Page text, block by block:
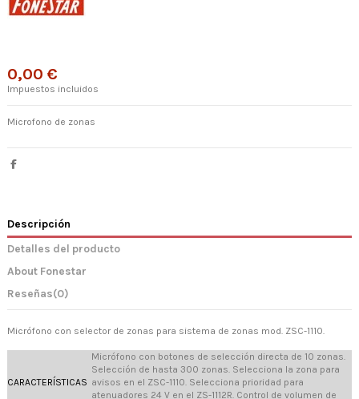
0,00 €
Impuestos incluidos
Microfono de zonas
Descripción
Detalles del producto
About Fonestar
Reseñas(0)
Micrófono con selector de zonas para sistema de zonas mod. ZSC-1110.
CARACTERÍSTICAS
Micrófono con botones de selección directa de 10 zonas.
Selección de hasta 300 zonas. Selecciona la zona para
avisos en el ZSC-1110. Selecciona prioridad para
atenuadores 24 V en el ZS-1112R. Control de volumen de